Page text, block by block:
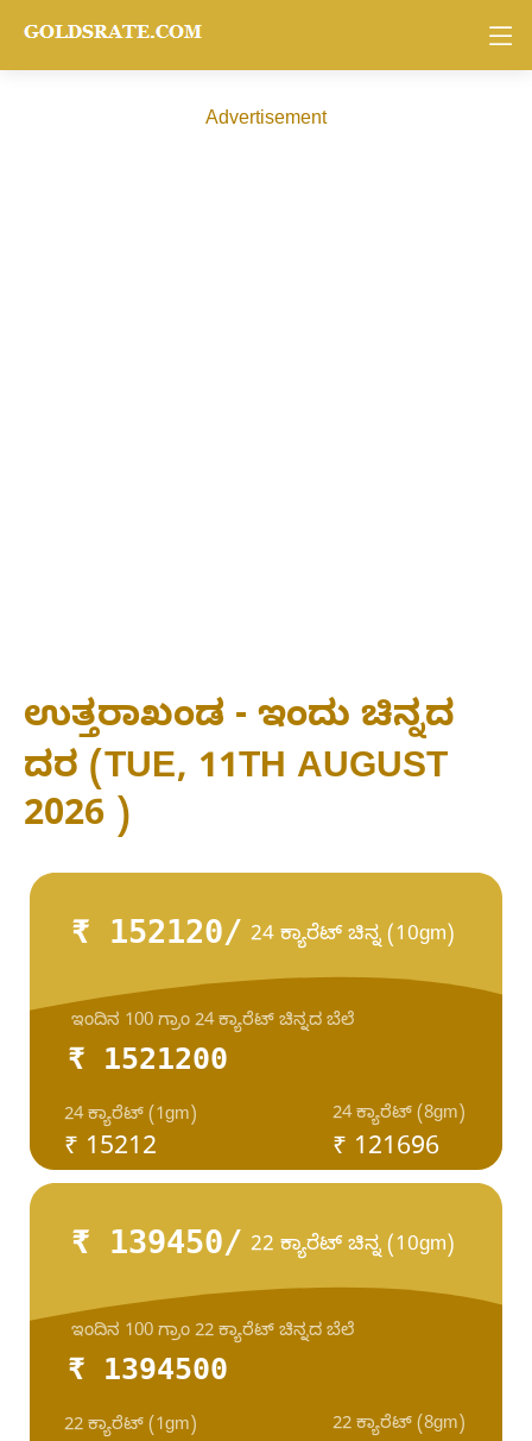
Advertisement
ಉತ್ತರಾಖಂಡ - ಇಂದು ಚಿನ್ನದ
ದರ (TUE, 11TH AUGUST
2026 )
₹ 152120/ 24 ಕ್ಯಾರೆಟ್ ಚಿನ್ನ (10gm)
₹ 1521200
₹ 15212
24 ಕ್ಯಾರೆಟ್ (1gm) 24 ಕ್ಯಾರೆಟ್ (8gm)
ಇಂದಿನ 100 ಗ್ರಾಂ 24 ಕ್ಯಾರೆಟ್ ಚಿನ್ನದ ಬೆಲೆ
₹ 121696
₹ 139450/ 22 ಕ್ಯಾರೆಟ್ ಚಿನ್ನ (10gm)
₹ 1394500
22 ಕ್ಯಾರೆಟ್ (1gm) 22 ಕ್ಯಾರೆಟ್ (8gm)
ಇಂದಿನ 100 ಗ್ರಾಂ 22 ಕ್ಯಾರೆಟ್ ಚಿನ್ನದ ಬೆಲೆ